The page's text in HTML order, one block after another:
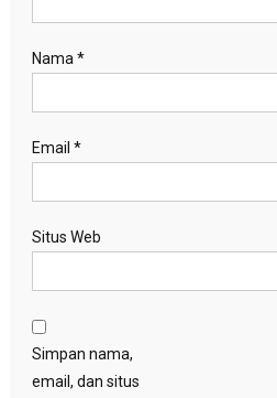
Nama *
Email *
Situs Web
Simpan nama,
email, dan situs